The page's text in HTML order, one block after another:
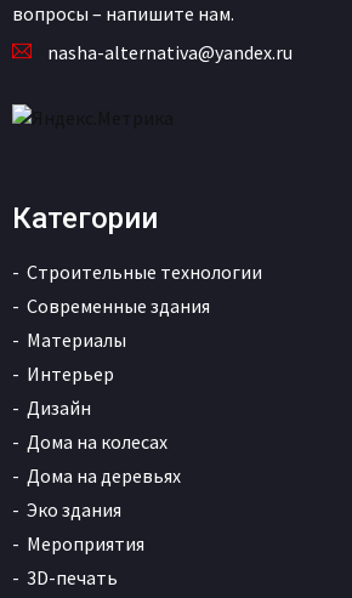
вопросы – напишите нам.
nasha-alternativa@yandex.ru
Категории
Строительные технологии
Современные здания
Материалы
Интерьер
Дизайн
Дома на колесах
Дома на деревьях
Эко здания
Мероприятия
3D-печать